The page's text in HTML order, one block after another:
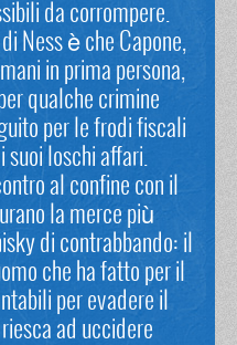
da corrompere.
Ness è che Capone,
in prima persona,
qualche crimine
per le frodi fiscali
suoi loschi affari.
al confine con il
la merce più
di contrabbando: il
che ha fatto per il
per evadere il
ad uccidere